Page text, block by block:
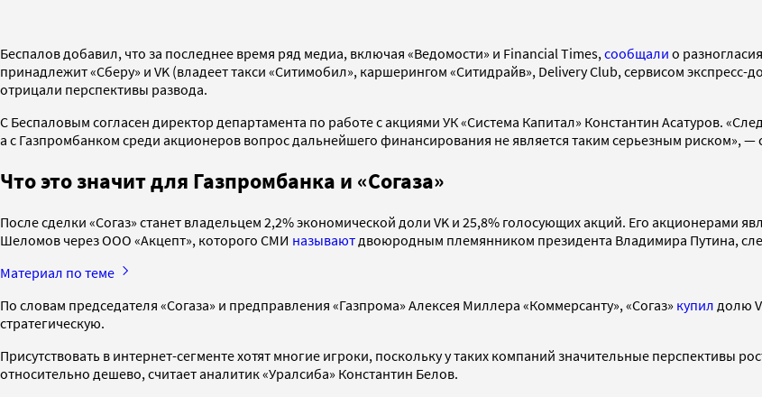
Беспалов добавил, что за последнее время ряд медиа, включая «Ведомости» и Financial Times,сообщали о
принадлежит «Сберу» и VK (владеет такси «Ситимобил», каршерингом «Ситидрайв», Delivery Club, сервисом экспресс-
отрицали перспективы развода.
С Беспаловым согласен директор департамента по работе с акциями УК «Система Капитал» Константин Асатуров.
а с Газпромбанком среди акционеров вопрос дальнейшего финансирования не является таким серьезным риском», —
Что это значит для Газпромбанка и «Согаза»
После сделки «Согаз» станет владельцем 2,2% экономической доли VK и 25,8% голосующих акций. Его акционерами
Шеломов через ООО «Акцепт», которого СМИ называютдвоюродным племянником президента Владимира Путина,
Материал по теме
По словам председателя «Согаза» и предправления «Газпрома» Алексея Миллера «Коммерсанту», «Согаз» купил долю
стратегическую.
Присутствовать в интернет-сегменте хотят многие игроки, поскольку у таких компаний значительные перспективы
относительно дешево, считает аналитик «Уралсиба» Константин Белов.